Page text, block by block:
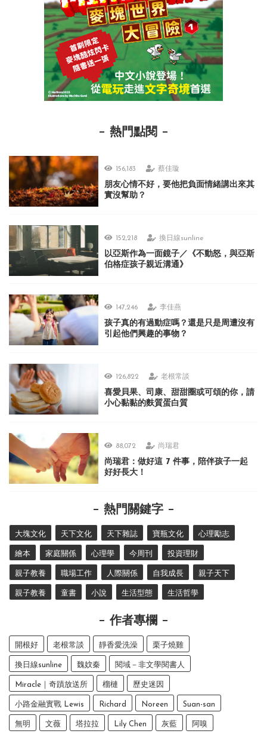
熱門點閱
156,183 蔡佳璇
朋友心情不好，要他把負面情緒講出來其
實沒幫助？
152,218 換日線sunline
以亞斯作為一面鏡子／《不動怒，與亞斯
伯格症孩子親近溝通》
147,246 李佳燕
孩子真的有過動症嗎？還是只是周遭沒有
引起他們興趣的事物？
126,822 老根常談
喜愛貝果、司康、甜甜圈或可頌的你，請
小心黏黏的麩質蛋白質
88,072 尚瑞君
尚瑞君：做好這 7 件事，陪伴孩子一起
好好長大！
熱門關鍵字
大塊文化 天下文化 天下雜誌 寶瓶文化 心理勵志
繪本 家庭關係 心理學 今周刊 投資理財
親子教養 職場工作 人際關係 自我成長 親子天下
親子教養 童書 小說 生活型態 生活哲學
作者專欄
開根好 老根常談 靜香愛洗澡 栗子燒雞
換日線sunline 魏妏秦 閱域－非文學閱書人
Miracle｜奇蹟放送所 榴槤 歷史迷因
小路金融實戰 Lewis Richard Noreen Suan-san
無明 文薇 塔拉拉 Lily Chen 灰藍 阿嗅